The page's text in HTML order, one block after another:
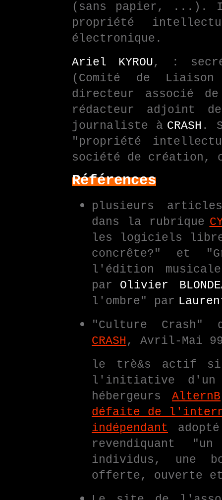
(sans papier, ...).
propriété
électronique.
Ariel KYROU, :
(Comité de
directeur associé de
rédacteur adjoint de
journaliste à CRASH .
"propriété
société de création,
Références
plusieurs
dans la rubrique
les logiciels
concrête?" et
l'édition
par
Olivier
l'ombre" par
"Culture Crash"
CRASH , Avril-Mai
le trè&s actif
l'initiative d'un
hébergeurs AlternB
défaite de
indépendant
revendiquant
individus, une
offerte, ouverte